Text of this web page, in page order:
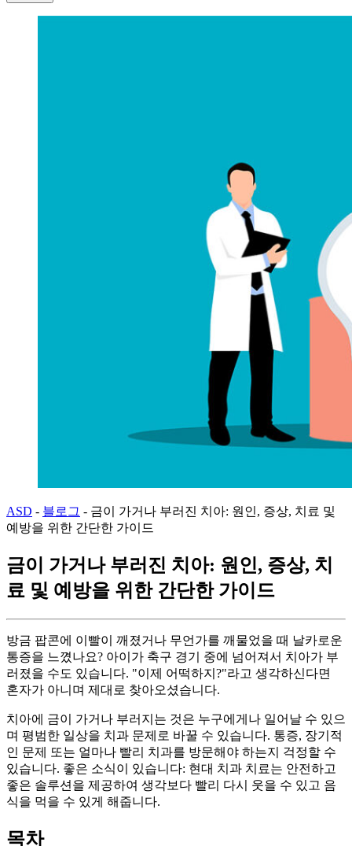
ASD - 블로그 - 금이 가거나 부러진 치아: 원인, 증상, 치료 및
예방을 위한 간단한 가이드
금이 가거나 부러진 치아: 원인, 증상, 치
료 및 예방을 위한 간단한 가이드
방금 팝콘에 이빨이 깨졌거나 무언가를 깨물었을 때 날카로운
통증을 느꼈나요? 아이가 축구 경기 중에 넘어져서 치아가 부
러졌을 수도 있습니다. "이제 어떡하지?"라고 생각하신다면
혼자가 아니며 제대로 찾아오셨습니다.
치아에 금이 가거나 부러지는 것은 누구에게나 일어날 수 있으
며 평범한 일상을 치과 문제로 바꿀 수 있습니다. 통증, 장기적
인 문제 또는 얼마나 빨리 치과를 방문해야 하는지 걱정할 수
있습니다. 좋은 소식이 있습니다: 현대 치과 치료는 안전하고
좋은 솔루션을 제공하여 생각보다 빨리 다시 웃을 수 있고 음
식을 먹을 수 있게 해줍니다.
목차